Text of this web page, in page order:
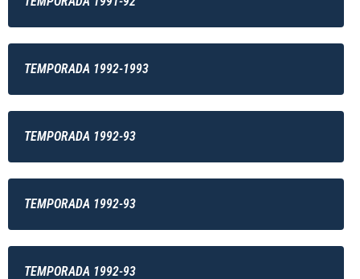
TEMPORADA 1992-1993
TEMPORADA 1992-93
TEMPORADA 1992-93
TEMPORADA 1992-93